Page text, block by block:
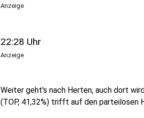
Anzeige
22:28 Uhr
Anzeige
Weiter geht's nach Herten, auch dort
(TOP, 41,32%) trifft auf den parteilosen